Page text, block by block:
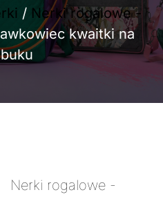
/ Nerki rogalowe -
kwaitki na
Nerki rogalowe -